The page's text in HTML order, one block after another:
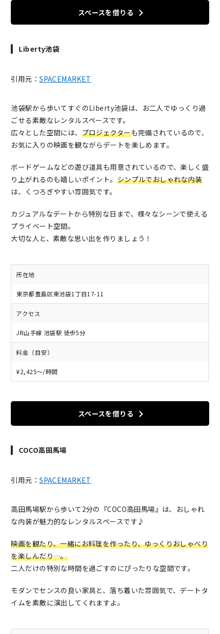
スペースを借りる
Liberty池袋
引用元：SPACEMARKET
池袋駅から歩いてすぐのLiberty池袋は、お二人でゆっくり過
ごせる素敵なレンタルスペースです。
広々とした空間には、 プロジェクターも完備されているので、
お気に入りの映画を観ながらデートを楽しめます。
ボードゲームなどの遊び道具も用意されているので、楽しく盛
り上がれるのも嬉しいポイント。 シンプルでおしゃれな内装
は、くつろぎやすい雰囲気です。
カジュアルなデートから特別な日まで、様々なシーンで使える
プライベート空間。
大切な人と、素敵な思い出を作りましょう！
所在地
東京都豊島区東池袋1丁目17-11
アクセス
JR山手線 池袋駅 徒歩5分
料金（目安）
¥2,425〜/時間
スペースを借りる
COCO高田馬場
引用元：SPACEMARKET
高田馬場駅から歩いて2分の『COCO高田馬場』は、おしゃれ
な内装が魅力的なレンタルスペースです♪
映画を観たり、一緒にお料理を作ったり、ゆっくりおしゃべり
を楽しんだり…。
二人だけの特別な時間を過ごすのにぴったりな空間です。
モダンでセンスの良い家具と、落ち着いた雰囲気で、デートタ
イムを素敵に演出してくれますよ。